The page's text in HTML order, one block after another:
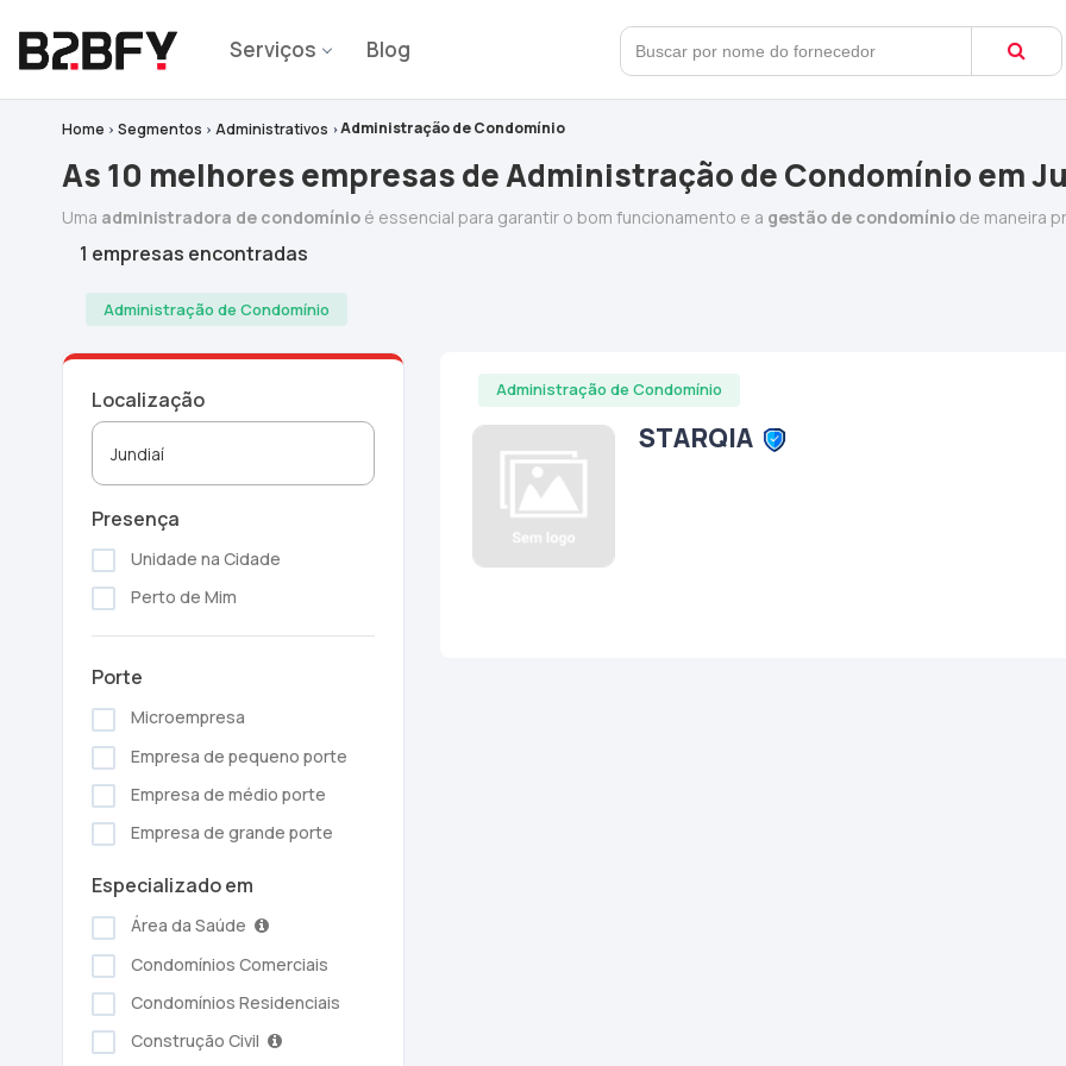
Serviços Blog
Home Segmentos Administrativos Administração de Condomínio
As 10 melhores empresas de Administração de Condomínio em
Uma administradora de condomínio é essencial para garantir o bom funcionamento e a gestão de condomínio de maneira
1 empresas encontradas
Administração de Condomínio
Localização
Presença
Unidade na Cidade
Perto de Mim
Porte
Microempresa
Empresa de pequeno porte
Empresa de médio porte
Empresa de grande porte
Especializado em
Área da Saúde
Condomínios Comerciais
Condomínios Residenciais
Construção Civil
Administração de Condomínio
STARQIA